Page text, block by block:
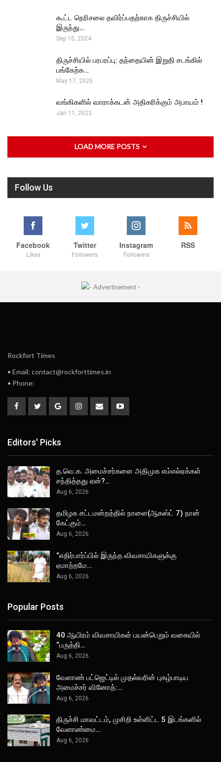
கூட்ட நெரிசலை தவிர்ப்பதற்காக திருச்சியில்
இருந்து…
Sep 15, 2024
திருச்சியில் பரபரப்பு: தந்தையின் இறுதி சடங்கில்
பங்கேற்க…
May 17, 2025
வங்கிகளில் வாராக்கடன் அதிகரிக்கும் அபாயம் !
Jan 11, 2023
LOAD MORE POSTS
Follow Us
Facebook
Likes
Twitter
Followers
Instagram
Followers
RSS
Rockfort Times
• Email: contact@rockforttimes.in
• Phone:
Editors' Picks
த.வெ.க. அமைச்சர்களை அதிமுக எம்எல்ஏக்கள்
சந்தித்தது ஏன்?…
Aug 6, 2026
தமிழக சட்டமன்றத்தில் நாளை(ஆகஸ்ட் 7) நான்
கேட்கும்…
Aug 6, 2026
“எதிர்பார்ப்பில் இருந்த விவசாயிகளுக்கு
ஏமாற்றமே…
Aug 6, 2026
Popular Posts
40 ஆயிரம் விவசாயிகள் பயன்பெறும் வகையில்
“பருத்தி…
Aug 6, 2026
வேளாண் பட்ஜெட்டில் முதல்வரின் புகழ்பாடிய
அமைச்சர் வினோத்:…
Aug 6, 2026
திருச்சி மாவட்டம், முசிறி உள்ளிட்ட 5 இடங்களில்
வேளாண்மை…
Aug 6, 2026